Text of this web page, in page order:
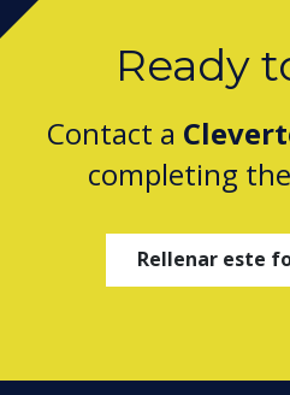
Ready
Contact a
completing
Rellenar este